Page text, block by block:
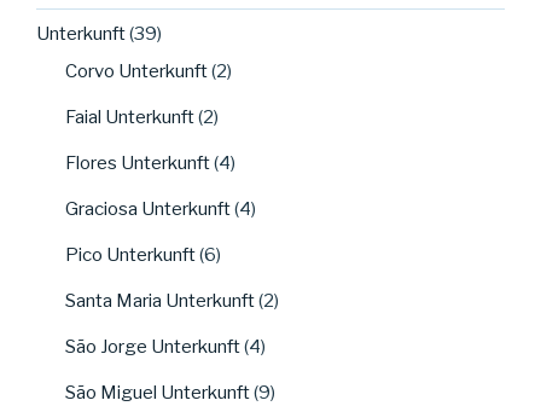
Unterkunft(39)
Corvo Unterkunft(2)
Faial Unterkunft(2)
Flores Unterkunft(4)
Graciosa Unterkunft(4)
Pico Unterkunft(6)
Santa Maria Unterkunft(2)
São Jorge Unterkunft(4)
São Miguel Unterkunft(9)